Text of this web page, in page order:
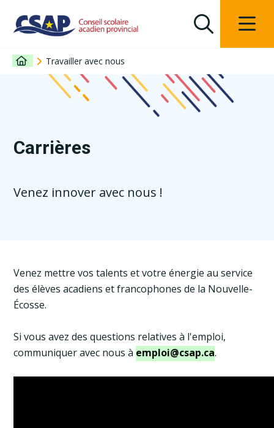
Travailler avec nous
Carrières
Venez innover avec nous !
Venez mettre vos talents et votre énergie au service
des élèves acadiens et francophones de la Nouvelle-
Écosse.
Si vous avez des questions relatives à l'emploi,
communiquer avec nous à emploi@csap.ca.